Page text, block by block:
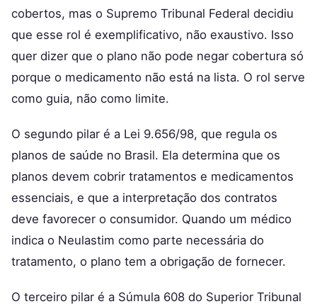
cobertos, mas o Supremo Tribunal Federal decidiu
que esse rol é exemplificativo, não exaustivo. Isso
quer dizer que o plano não pode negar cobertura só
porque o medicamento não está na lista. O rol serve
como guia, não como limite.
O segundo pilar é a Lei 9.656/98, que regula os
planos de saúde no Brasil. Ela determina que os
planos devem cobrir tratamentos e medicamentos
essenciais, e que a interpretação dos contratos
deve favorecer o consumidor. Quando um médico
indica o Neulastim como parte necessária do
tratamento, o plano tem a obrigação de fornecer.
O terceiro pilar é a Súmula 608 do Superior Tribunal